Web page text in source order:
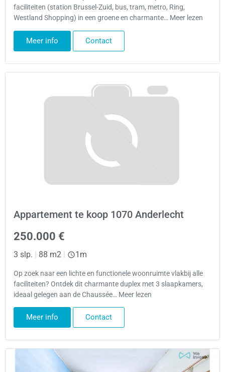
faciliteiten (station Brussel-Zuid, bus, tram, metro, Ring,
Westland Shopping) in een groene en charmante… Meer lezen
Meer info Contact
Appartement te koop 1070 Anderlecht
250.000 €
3 slp. 88 m2 1m
Op zoek naar een lichte en functionele woonruimte vlakbij alle
faciliteiten? Ontdek dit charmante duplex met 3 slaapkamers,
ideaal gelegen aan de Chaussée… Meer lezen
Meer info Contact